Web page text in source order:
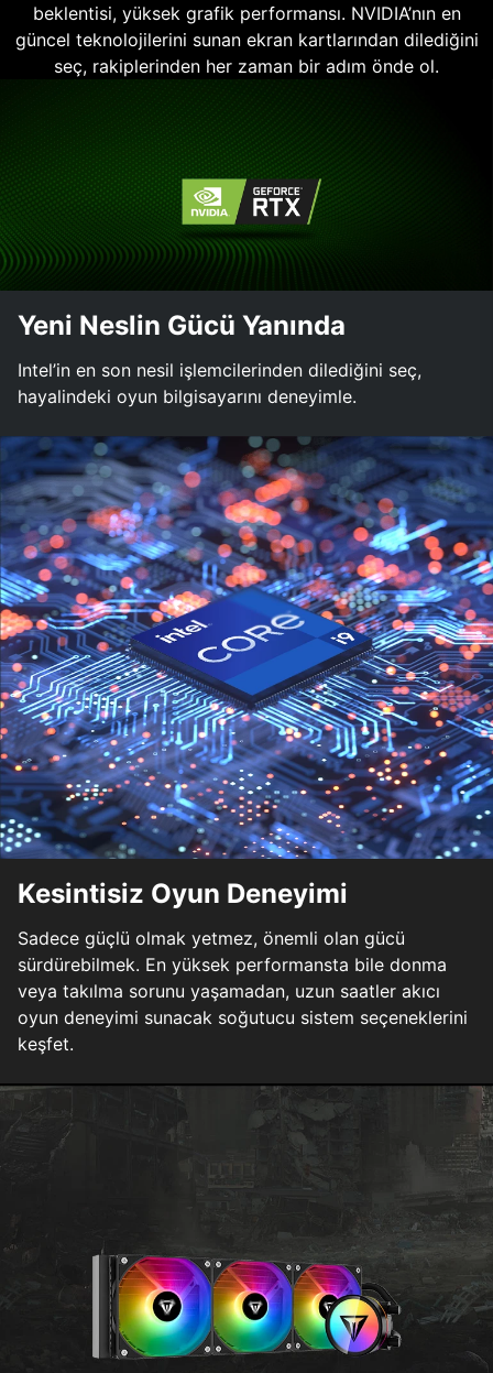
beklentisi, yüksek grafik performansı. NVIDIA’nın en
güncel teknolojilerini sunan ekran kartlarından dilediğini
seç, rakiplerinden her zaman bir adım önde ol.
Yeni Neslin Gücü Yanında
Intel’in en son nesil işlemcilerinden dilediğini seç,
hayalindeki oyun bilgisayarını deneyimle.
Kesintisiz Oyun Deneyimi
Sadece güçlü olmak yetmez, önemli olan gücü
sürdürebilmek. En yüksek performansta bile donma
veya takılma sorunu yaşamadan, uzun saatler akıcı
oyun deneyimi sunacak soğutucu sistem seçeneklerini
keşfet.